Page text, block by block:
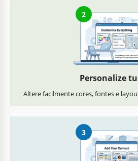
2
Personalize
Altere facilmente cores, fontes e
3